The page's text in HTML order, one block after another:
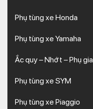
Phụ tùng xe Honda
Phụ tùng xe Yamaha
Ắc quy – Nhớt – Phụ gia
Phụ tùng xe SYM
Phụ tùng xe Piaggio